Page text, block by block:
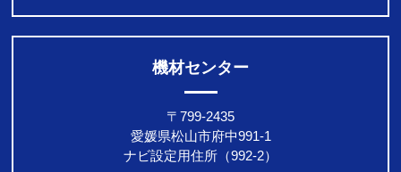
機材センター
〒799-2435
愛媛県松山市府中991-1
ナビ設定用住所（992-2）